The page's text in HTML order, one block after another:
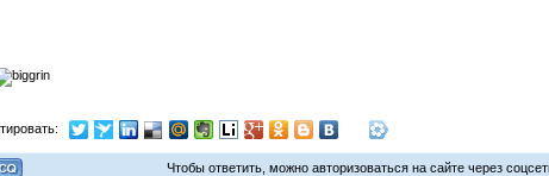
Чтобы ответить, можно авторизоваться на сайте через